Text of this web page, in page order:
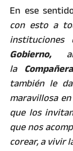
En ese
con esto a
Gobierno,
la
también le
maravillosa
que los
que nos
corear, a vivir